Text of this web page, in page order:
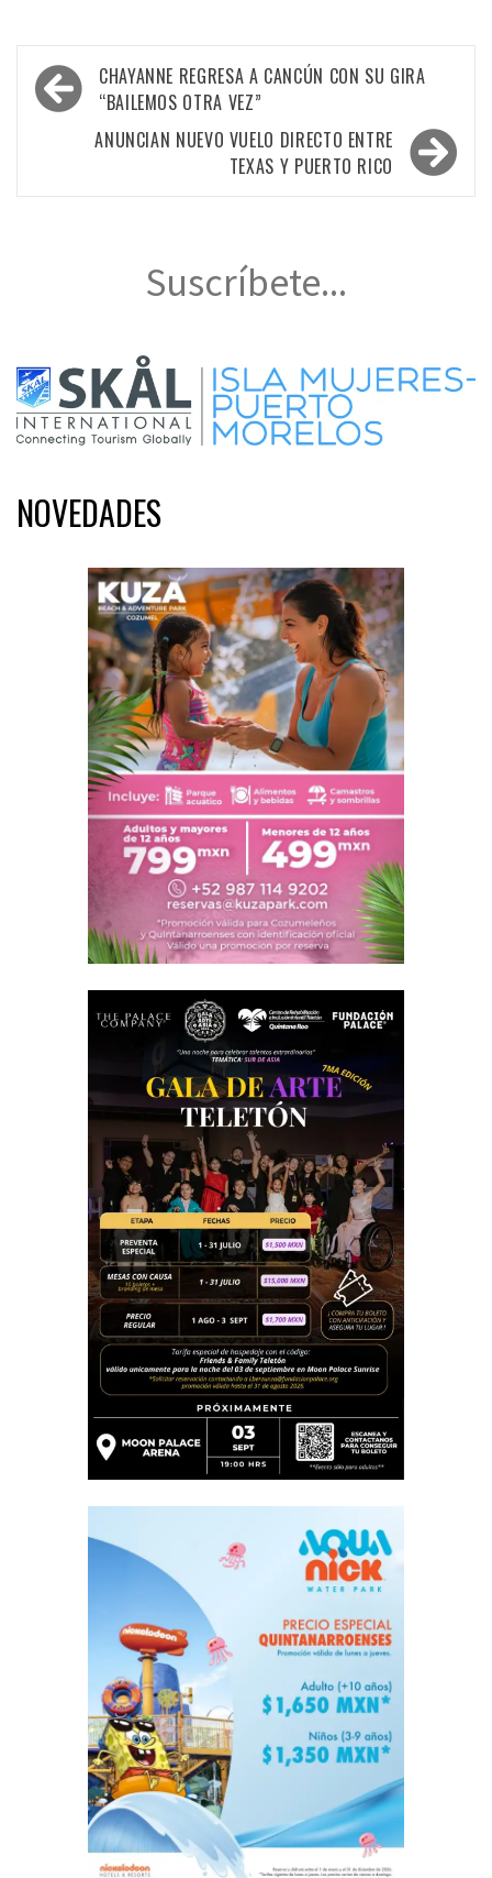
Navegación
de
entradas
CHAYANNE REGRESA A CANCÚN CON SU GIRA
“BAILEMOS OTRA VEZ”
ANUNCIAN NUEVO VUELO DIRECTO ENTRE
TEXAS Y PUERTO RICO
Suscríbete...
NOVEDADES